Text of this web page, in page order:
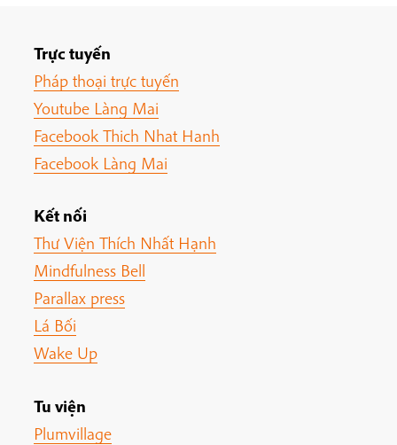
Trực tuyến
Pháp thoại trực tuyến
Youtube Làng Mai
Facebook Thich Nhat Hanh
Facebook Làng Mai
Kết nối
Thư Viện Thích Nhất Hạnh
Mindfulness Bell
Parallax press
Lá Bối
Wake Up
Tu viện
Plumvillage